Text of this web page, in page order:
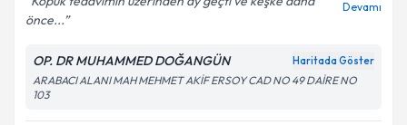
Kişisel verilerimin işlenmesine ilişkin
Aydınlatma
Metni'ni okudum ve kişisel verilerimin belirtilen
önce...
Devamı
OP. DR MUHAMMED DOĞANGÜN Haritada Göster
ARABACI ALANI MAH MEHMET AKİF ERSOY CAD NO 49 DAİRE NO
103